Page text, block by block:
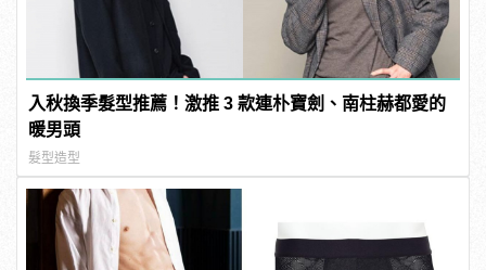
入秋換季髮型推薦！激推 3 款連朴寶劍、南柱赫都愛的
暖男頭
髮型造型